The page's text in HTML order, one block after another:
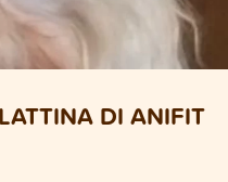
DI ANIFIT